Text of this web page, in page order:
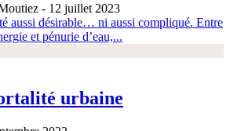
- 12 juillet 2023
aussi désirable… ni aussi compliqué. Entre
et pénurie d’eau,...
urbaine